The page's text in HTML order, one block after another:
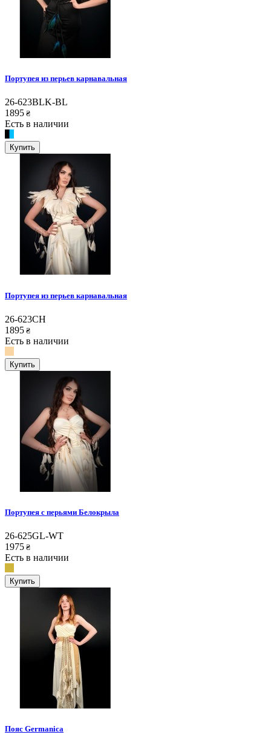
Портупея из перьев карнавальная
26-623BLK-BL
1895 ₴
Есть в наличии
Купить
Портупея из перьев карнавальная
26-623CH
1895 ₴
Есть в наличии
Купить
Портупея с перьями Белокрыла
26-625GL-WT
1975 ₴
Есть в наличии
Купить
Пояс Germanica